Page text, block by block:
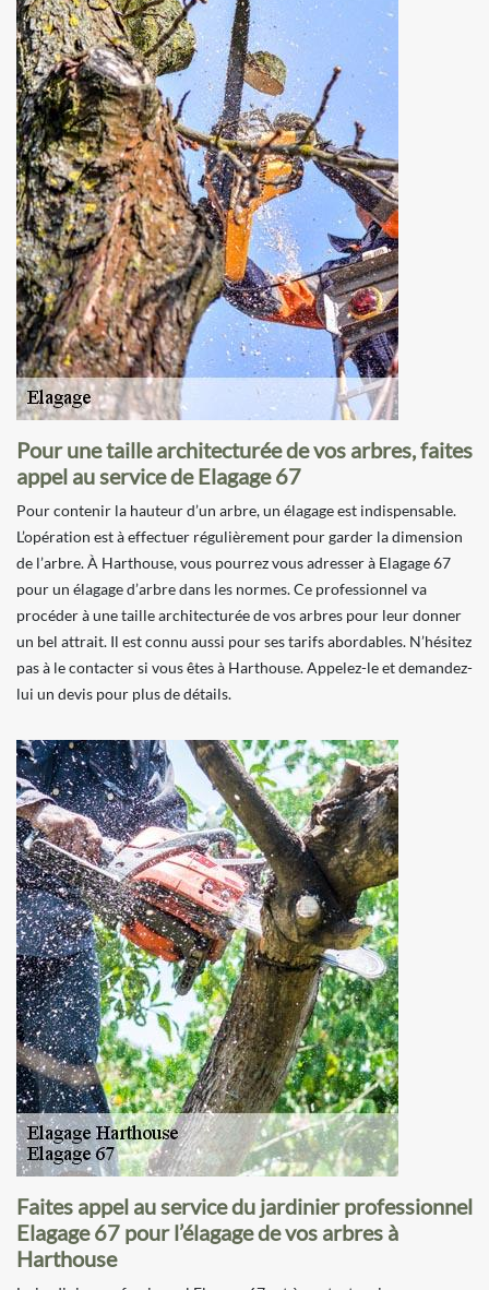
Pour une taille architecturée de vos arbres, faites
appel au service de Elagage 67
Pour contenir la hauteur d’un arbre, un élagage est indispensable.
L’opération est à effectuer régulièrement pour garder la dimension
de l’arbre. À Harthouse, vous pourrez vous adresser à Elagage 67
pour un élagage d’arbre dans les normes. Ce professionnel va
procéder à une taille architecturée de vos arbres pour leur donner
un bel attrait. Il est connu aussi pour ses tarifs abordables. N’hésitez
pas à le contacter si vous êtes à Harthouse. Appelez-le et demandez-
lui un devis pour plus de détails.
Faites appel au service du jardinier professionnel
Elagage 67 pour l’élagage de vos arbres à
Harthouse